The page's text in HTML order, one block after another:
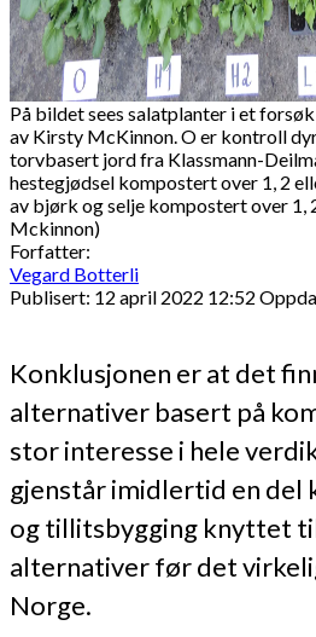
På bildet sees salatplanter i et
av Kirsty McKinnon. O er kontroll
torvbasert jord fra Klassmann-
hestegjødsel kompostert over 1, 2
av bjørk og selje kompostert over 1,
Mckinnon)
Forfatter:
Vegard Botterli
Publisert: 12 april 2022 12:52
Konklusjonen er at det
alternativer basert på
stor interesse i hele
gjenstår imidlertid en del
og tillitsbygging knyttet
alternativer før det
Norge.